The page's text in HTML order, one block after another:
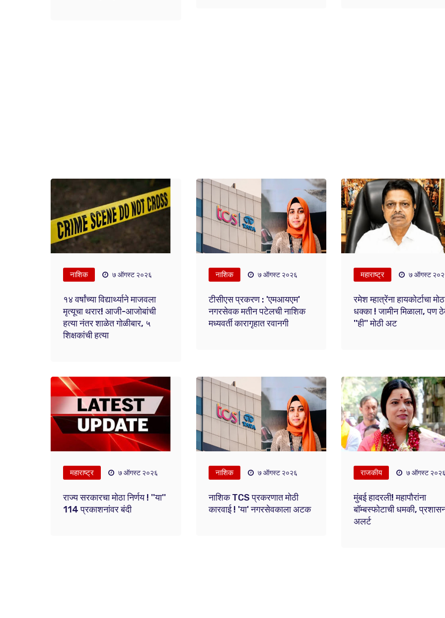
नाशिक ७ ऑगस्ट २०२६
१४ वर्षांच्या विद्यार्थ्याने माजवला
मृत्यूचा थरार! आजी-आजोबांची
हत्या नंतर शाळेत गोळीबार, ५
शिक्षकांची हत्या
नाशिक ७ ऑगस्ट २०२६
टीसीएस प्रकरण : 'एमआयएम'
नगरसेवक मतीन पटेलची नाशिक
मध्यवर्ती कारागृहात रवानगी
महाराष्ट्र ७ ऑगस्ट
रमेश म्हात्रेंना हायकोर्टाचा
धक्का ! जामीन मिळाला, पण
''ही'' मोठी अट
महाराष्ट्र ७ ऑगस्ट २०२६
राज्य सरकारचा मोठा निर्णय ! ''या''
114 प्रकाशनांवर बंदी
नाशिक ७ ऑगस्ट २०२६
नाशिक TCS प्रकरणात मोठी
कारवाई ! 'या' नगरसेवकाला अटक
राजकीय ७ ऑगस्ट
मुंबई हादरली! महापौरांना
बॉम्बस्फोटाची धमकी,
अलर्ट